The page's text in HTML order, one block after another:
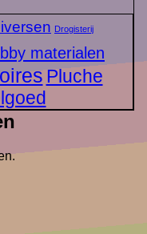
Drogisterij
materialen
Pluche